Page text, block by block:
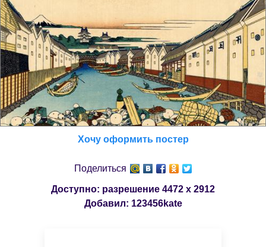
Хочу оформить постер
Поделиться
Доступно: разрешение 4472 x 2912
Добавил: 123456kate